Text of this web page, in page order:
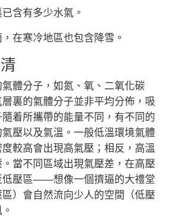
含有多少水氣。
寒冷地區也包含降雪。
分子，如氮、氧、二氧化碳
裏的氣體分子並非平均分佈，吸
着所攜帶的能量不同，有不同的
壓以及氣溫。一般低溫環境氣體
較高會出現高氣壓；相反，高溫
當不同區域出現氣壓差，在高壓
低壓區——想像一個擠逼的大禮堂
）會自然流向少人的空間（低壓